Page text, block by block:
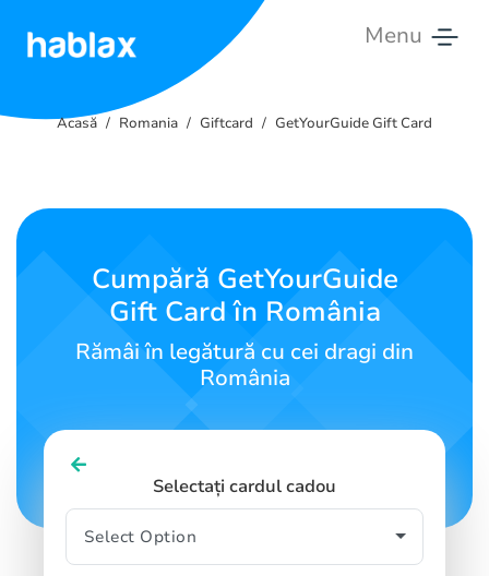
Menu
Tarife
Contactați-
Română
SIGN IN
Acasă Romania Giftcard GetYourGuide Gift Card
Cumpără GetYourGuide
Gift Card în România
Rămâi în legătură cu cei dragi din
România
Selectați cardul cadou